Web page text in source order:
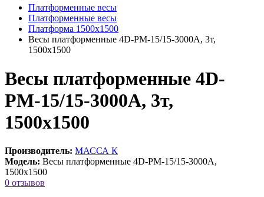
Платформенные весы
Платформенные весы
Платформа 1500х1500
Весы платформенные 4D-PM-15/15-3000A, 3т,
1500х1500
Весы платформенные 4D-
PM-15/15-3000A, 3т,
1500х1500
Производитель: МАССА К
Модель: Весы платформенные 4D-PM-15/15-3000A,
1500х1500
0 отзывов